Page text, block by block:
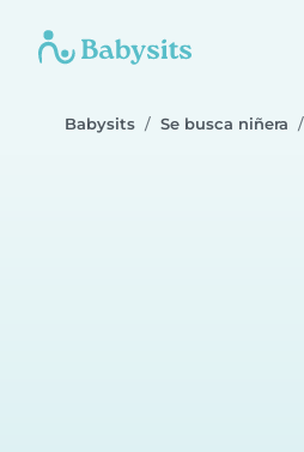
Babysits Se busca niñera